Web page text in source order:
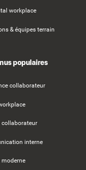
workplace
& équipes terrain
populaires
collaborateur
collaborateur
interne
moderne